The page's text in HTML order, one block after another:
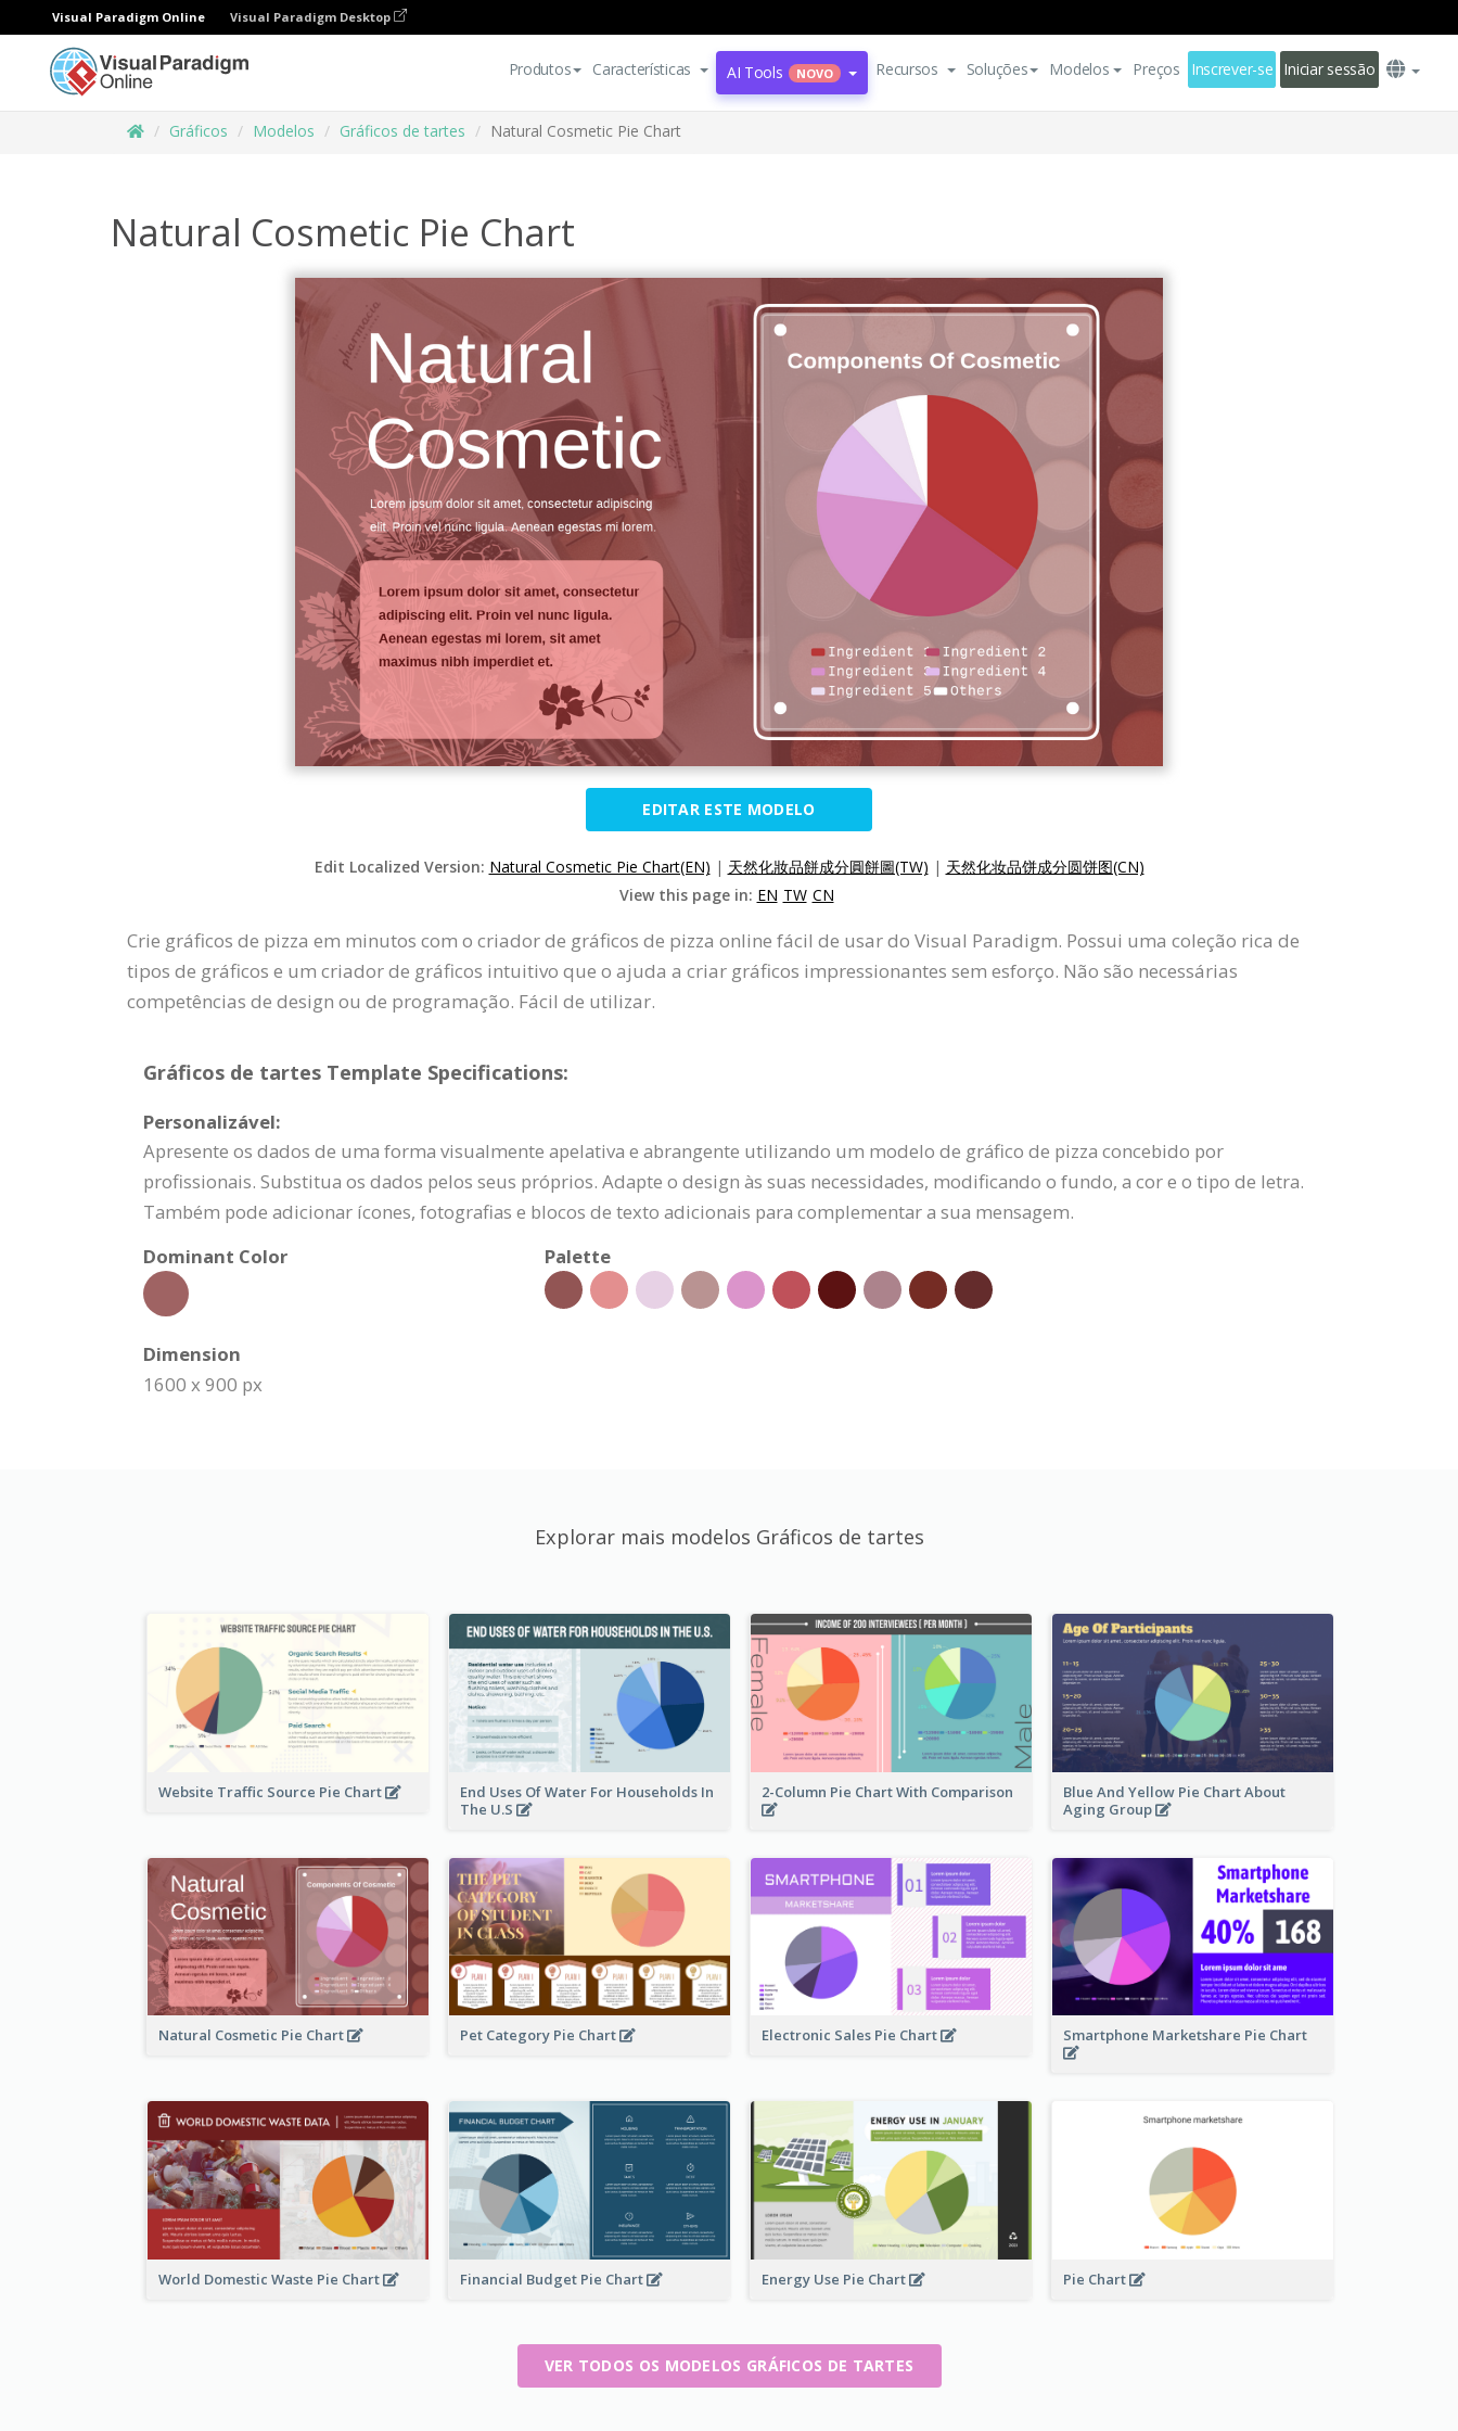
Visual Paradigm Online Visual Paradigm Desktop
Produtos Características AI Tools NOVO Recursos Soluções Modelos Preços Inscrever-se Iniciar sessão
Gráficos Modelos Gráficos de tartes Natural Cosmetic Pie Chart
Natural Cosmetic Pie Chart
EDITAR ESTE MODELO
Edit Localized Version: Natural Cosmetic Pie Chart(EN) | 天然化妝品餅成分圓餅圖(TW) | 天然化妆品饼成分圆饼图(CN)
View this page in: EN TW CN
Crie gráficos de pizza em minutos com o criador de gráficos de pizza online fácil de usar do Visual Paradigm. Possui uma coleção rica de
tipos de gráficos e um criador de gráficos intuitivo que o ajuda a criar gráficos impressionantes sem esforço. Não são necessárias
competências de design ou de programação. Fácil de utilizar.
Gráficos de tartes Template Specifications:
Personalizável:
Apresente os dados de uma forma visualmente apelativa e abrangente utilizando um modelo de gráfico de pizza concebido por
profissionais. Substitua os dados pelos seus próprios. Adapte o design às suas necessidades, modificando o fundo, a cor e o tipo de letra.
Também pode adicionar ícones, fotografias e blocos de texto adicionais para complementar a sua mensagem.
Dominant Color
Palette
Dimension
1600 x 900 px
Explorar mais modelos Gráficos de tartes
Website Traffic Source Pie Chart
End Uses Of Water For Households In
The U.S
2-Column Pie Chart With Comparison
Blue And Yellow Pie Chart About
Aging Group
Natural Cosmetic Pie Chart Pet Category Pie Chart Electronic Sales Pie Chart Smartphone Marketshare Pie Chart
World Domestic Waste Pie Chart Financial Budget Pie Chart Energy Use Pie Chart Pie Chart
VER TODOS OS MODELOS GRÁFICOS DE TARTES